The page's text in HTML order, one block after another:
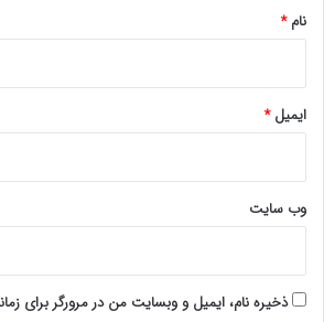
نام*
ایمیل*
وب‌ سایت
ذخیره نام، ایمیل و وبسایت من در مرورگر برای